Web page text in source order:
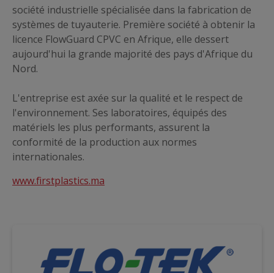
société industrielle spécialisée dans la fabrication de
systèmes de tuyauterie. Première société à obtenir la
licence FlowGuard CPVC en Afrique, elle dessert
aujourd'hui la grande majorité des pays d'Afrique du
Nord.
L'entreprise est axée sur la qualité et le respect de
l'environnement. Ses laboratoires, équipés des
matériels les plus performants, assurent la
conformité de la production aux normes
internationales.
www.firstplastics.ma